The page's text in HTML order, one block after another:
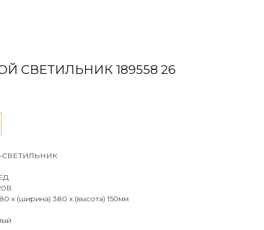
СВЕТИЛЬНИК 189558 26
х (ширина) 380 х (высота) 150мм